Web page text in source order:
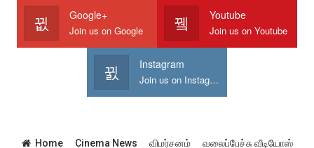
Google+
Join us on Google
Youtube
Join us on Youtube
Instagram
Join us on Instagram
Home Cinema News விமர்சனம் வலைப்பேச்சு வீடியோஸ்